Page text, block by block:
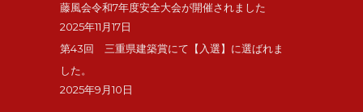
藤風会令和7年度安全大会が開催されました
2025年11月17日
第43回 三重県建築賞にて【入選】に選ばれま
した。
2025年9月10日